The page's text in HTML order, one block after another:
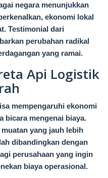
negara menunjukkan
ekonomi lokal
Testimonial dari
perubahan radikal
yang ramai.
Api Logistik
mempengaruhi ekonomi
bicara mengenai biaya.
yang jauh lebih
dibandingkan dengan
perusahaan yang ingin
biaya operasional.